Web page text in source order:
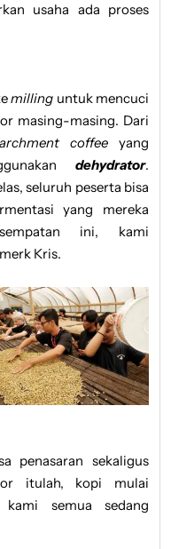
usaha ada proses
milling untuk mencuci
masing-masing. Dari
coffee yang
dehydrator.
seluruh peserta bisa
yang mereka
ini, kami
merk Kris.
penasaran sekaligus
itulah, kopi mulai
kami semua sedang